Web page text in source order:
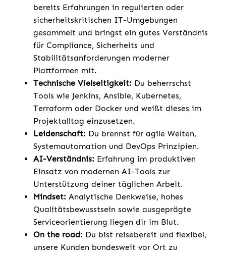
bereits Erfahrungen in regulierten oder
sicherheitskritischen IT-Umgebungen
gesammelt und bringst ein gutes Verständnis
für Compliance, Sicherheits und
Stabilitätsanforderungen moderner
Plattformen mit.
Technische Vielseitigkeit: Du beherrschst
Tools wie Jenkins, Ansible, Kubernetes,
Terraform oder Docker und weißt dieses im
Projektalltag einzusetzen.
Leidenschaft: Du brennst für agile Welten,
Systemautomation und DevOps Prinzipien.
AI-Verständnis: Erfahrung im produktiven
Einsatz von modernen AI-Tools zur
Unterstützung deiner täglichen Arbeit.
Mindset: Analytische Denkweise, hohes
Qualitätsbewusstsein sowie ausgeprägte
Serviceorientierung liegen dir im Blut.
On the road: Du bist reisebereit und flexibel,
unsere Kunden bundesweit vor Ort zu